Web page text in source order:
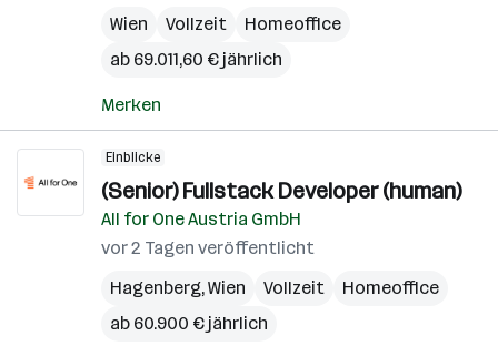
Wien
Vollzeit
Homeoffice
ab 69.011,60 € jährlich
Merken
Einblicke
(Senior) Fullstack Developer (human)
All for One Austria GmbH
vor 2 Tagen veröffentlicht
Hagenberg,Wien Vollzeit
Homeoffice
ab 60.900 € jährlich